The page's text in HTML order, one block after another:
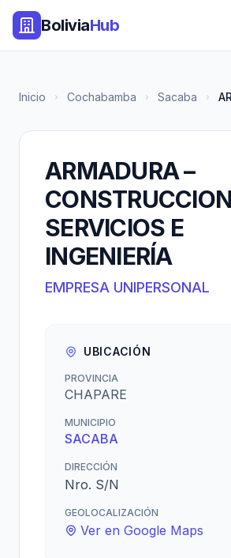
BoliviaHub
Inicio Cochabamba Sacaba
ARMADURA –
SERVICIOS E
INGENIERÍA
EMPRESA UNIPERSONAL
UBICACIÓN
PROVINCIA
CHAPARE
MUNICIPIO
SACABA
DIRECCIÓN
Nro. S/N
GEOLOCALIZACIÓN
Ver en Google Maps